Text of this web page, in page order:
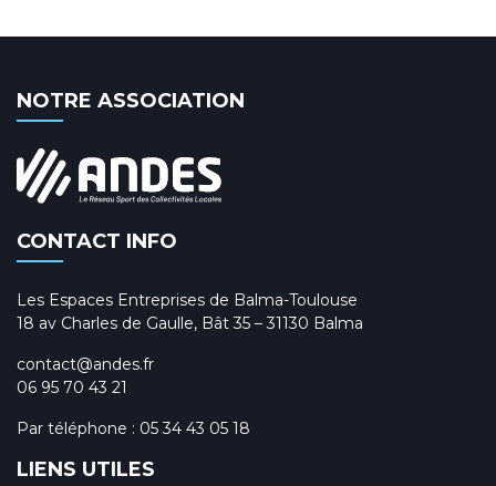
NOTRE ASSOCIATION
CONTACT INFO
Les Espaces Entreprises de Balma-Toulouse
18 av Charles de Gaulle, Bât 35 – 31130 Balma
contact@andes.fr
06 95 70 43 21
Par téléphone : 05 34 43 05 18
LIENS UTILES